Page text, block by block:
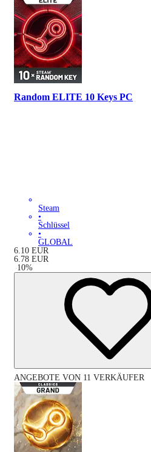
Random ELITE 10 Keys PC
Steam
•
Schlüssel
•
GLOBAL
6.10 EUR
6.78 EUR
-10%
ANGEBOTE VON 11 VERKÄUFER